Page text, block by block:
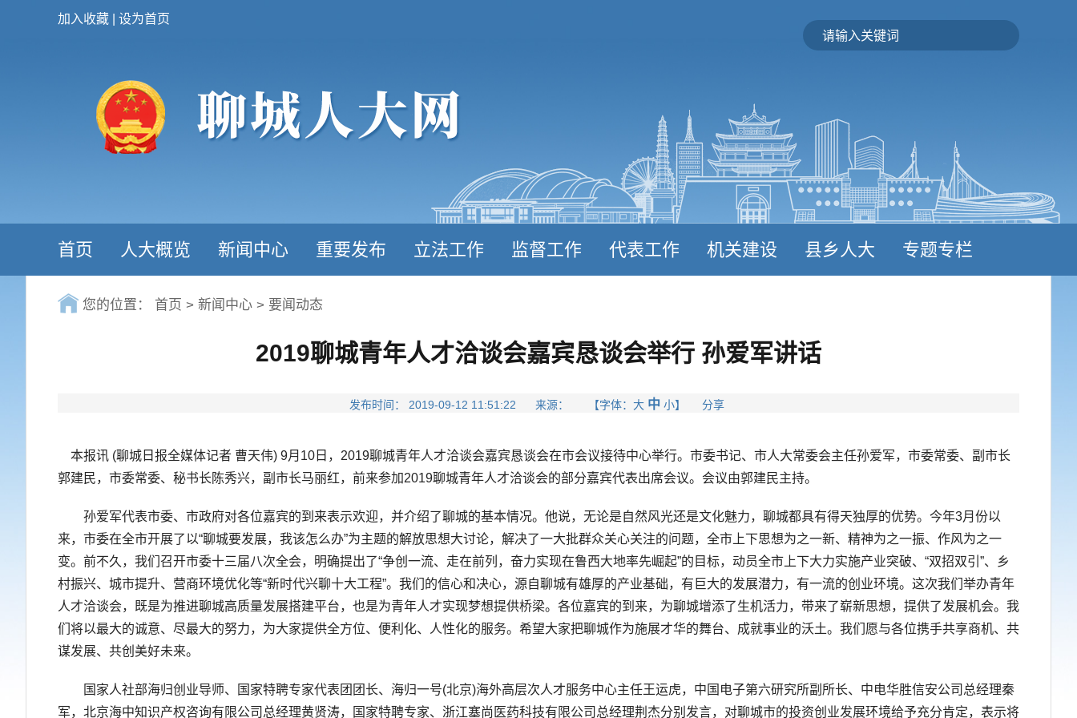
加入收藏 设为首页
首页 人大概览 新闻中心 重要发布 立法工作 监督工作 代表工作 机关建设 县乡人大 专题专栏
您的位置： 首页 > 新闻中心 > 要闻动态
2019聊城青年人才洽谈会嘉宾恳谈会举行 孙爱军讲话
发布时间： 2019-09-12 11:51:22 来源： 【字体： 大 中 小】 分享
本报讯 (聊城日报全媒体记者 曹天伟) 9月10日，2019聊城青年人才洽谈会嘉宾恳谈会在市会议接待中心举行。市委书记、市人大常委会主任孙爱军，市委常委、副市长
郭建民，市委常委、秘书长陈秀兴，副市长马丽红，前来参加2019聊城青年人才洽谈会的部分嘉宾代表出席会议。会议由郭建民主持。
孙爱军代表市委、市政府对各位嘉宾的到来表示欢迎，并介绍了聊城的基本情况。他说，无论是自然风光还是文化魅力，聊城都具有得天独厚的优势。今年3月份以
来，市委在全市开展了以“聊城要发展，我该怎么办”为主题的解放思想大讨论，解决了一大批群众关心关注的问题，全市上下思想为之一新、精神为之一振、作风为之一
变。前不久，我们召开市委十三届八次全会，明确提出了“争创一流、走在前列，奋力实现在鲁西大地率先崛起”的目标，动员全市上下大力实施产业突破、“双招双引”、乡
村振兴、城市提升、营商环境优化等“新时代兴聊十大工程”。我们的信心和决心，源自聊城有雄厚的产业基础，有巨大的发展潜力，有一流的创业环境。这次我们举办青年
人才洽谈会，既是为推进聊城高质量发展搭建平台，也是为青年人才实现梦想提供桥梁。各位嘉宾的到来，为聊城增添了生机活力，带来了崭新思想，提供了发展机会。我
们将以最大的诚意、尽最大的努力，为大家提供全方位、便利化、人性化的服务。希望大家把聊城作为施展才华的舞台、成就事业的沃土。我们愿与各位携手共享商机、共
谋发展、共创美好未来。
国家人社部海归创业导师、国家特聘专家代表团团长、海归一号(北京)海外高层次人才服务中心主任王运虎，中国电子第六研究所副所长、中电华胜信安公司总经理秦
军，北京海中知识产权咨询有限公司总经理黄贤涛，国家特聘专家、浙江塞尚医药科技有限公司总经理荆杰分别发言，对聊城市的投资创业发展环境给予充分肯定，表示将